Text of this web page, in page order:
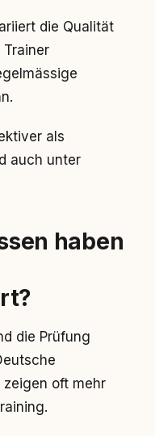
die Qualität
als
auch unter
haben
die Prüfung
oft mehr